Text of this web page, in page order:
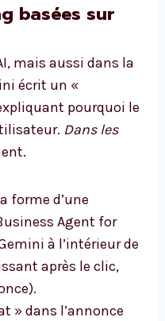
basées sur
mais aussi dans la
écrit un «
pourquoi le
Dans les
forme d’une
Agent for
à l’intérieur de
après le clic,
» dans l’annonce